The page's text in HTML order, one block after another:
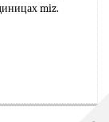
miz.